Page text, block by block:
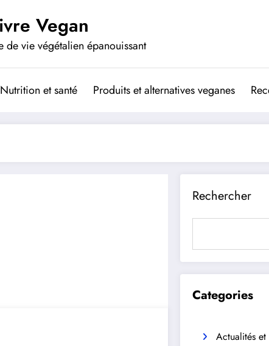
Vegan
de vie végétalien épanouissant
Nutrition et santé Produits et alternatives veganes
Rechercher
Categories
Actualités et